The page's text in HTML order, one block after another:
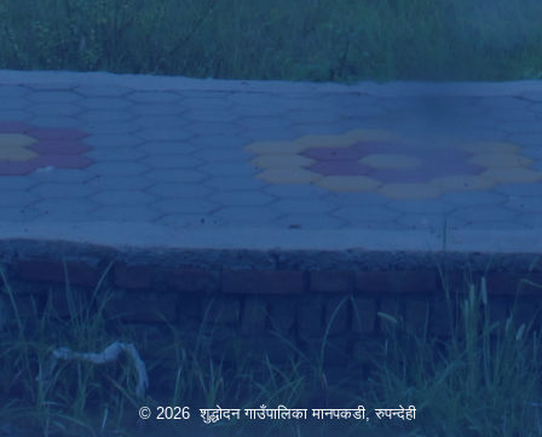
© 2026 शुद्धोदन गाउँपालिका मानपकडी, रुपन्देही